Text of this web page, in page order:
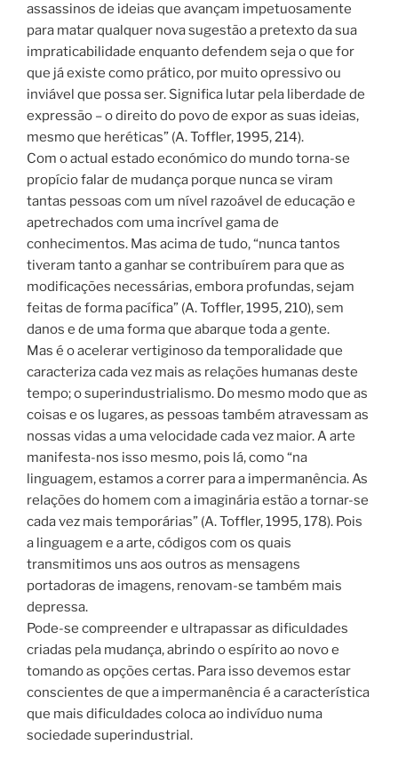
assassinos de ideias que avançam impetuosamente
para matar qualquer nova sugestão a pretexto da sua
impraticabilidade enquanto defendem seja o que for
que já existe como prático, por muito opressivo ou
inviável que possa ser. Significa lutar pela liberdade de
expressão – o direito do povo de expor as suas ideias,
mesmo que heréticas” (A. Toffler, 1995, 214).
Com o actual estado económico do mundo torna-se
propício falar de mudança porque nunca se viram
tantas pessoas com um nível razoável de educação e
apetrechados com uma incrível gama de
conhecimentos. Mas acima de tudo, “nunca tantos
tiveram tanto a ganhar se contribuírem para que as
modificações necessárias, embora profundas, sejam
feitas de forma pacífica” (A. Toffler, 1995, 210), sem
danos e de uma forma que abarque toda a gente.
Mas é o acelerar vertiginoso da temporalidade que
caracteriza cada vez mais as relações humanas deste
tempo; o superindustrialismo. Do mesmo modo que as
coisas e os lugares, as pessoas também atravessam as
nossas vidas a uma velocidade cada vez maior. A arte
manifesta-nos isso mesmo, pois lá, como “na
linguagem, estamos a correr para a impermanência. As
relações do homem com a imaginária estão a tornar-se
cada vez mais temporárias” (A. Toffler, 1995, 178). Pois
a linguagem e a arte, códigos com os quais
transmitimos uns aos outros as mensagens
portadoras de imagens, renovam-se também mais
depressa.
Pode-se compreender e ultrapassar as dificuldades
criadas pela mudança, abrindo o espírito ao novo e
tomando as opções certas. Para isso devemos estar
conscientes de que a impermanência é a característica
que mais dificuldades coloca ao indivíduo numa
sociedade superindustrial.